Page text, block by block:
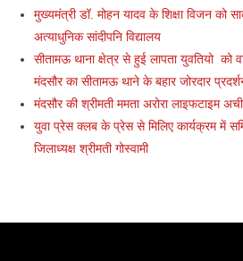
मुख्यमंत्री डॉ. मोहन यादव के शिक्षा विजन को
अत्याधुनिक सांदीपनि विद्यालय
सीतामऊ थाना क्षेत्र से हुई लापता युवतियो को
मंदसौर का सीतामऊ थाने के बहार जोरदार
मंदसौर की श्रीमती ममता अरोरा लाइफटाइम
युवा प्रेस क्लब के प्रेस से मिलिए कार्यक्रम में
जिलाध्यक्ष श्रीमती गोस्वामी